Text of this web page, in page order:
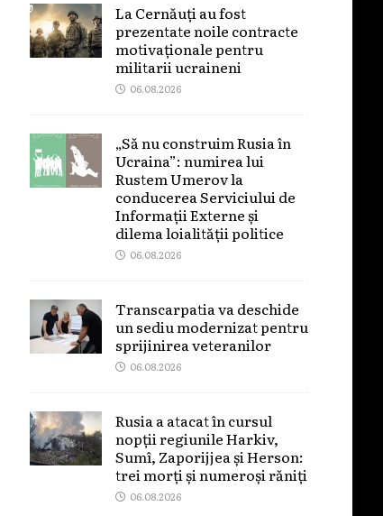
La Cernăuți au fost
prezentate noile contracte
motivaționale pentru
militarii ucraineni
06.08.2026
„Să nu construim Rusia în
Ucraina”: numirea lui
Rustem Umerov la
conducerea Serviciului de
Informații Externe și
dilema loialității politice
06.08.2026
Transcarpatia va deschide
un sediu modernizat pentru
sprijinirea veteranilor
06.08.2026
Rusia a atacat în cursul
nopții regiunile Harkiv,
Sumî, Zaporijjea și Herson:
trei morți și numeroși răniți
06.08.2026